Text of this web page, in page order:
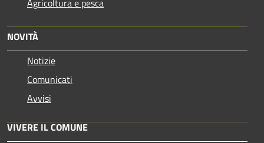
Agricoltura e pesca
NOVITÀ
Notizie
Comunicati
Avvisi
VIVERE IL COMUNE